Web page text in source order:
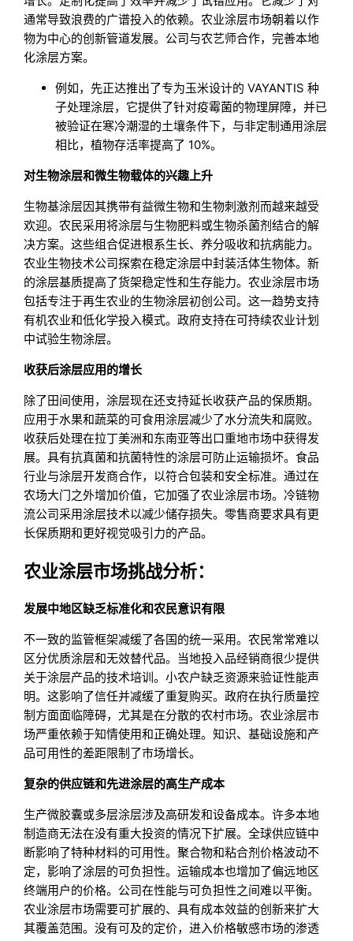
通常导致浪费的广谱投入的依赖。农业涂层市场朝着以作
物为中心的创新管道发展。公司与农艺师合作，完善本地
化涂层方案。
例如，先正达推出了专为玉米设计的 VAYANTIS 种
子处理涂层，它提供了针对疫霉菌的物理屏障，并已
被验证在寒冷潮湿的土壤条件下，与非定制通用涂层
相比，植物存活率提高了 10%。
对生物涂层和微生物载体的兴趣上升
生物基涂层因其携带有益微生物和生物刺激剂而越来越受
欢迎。农民采用将涂层与生物肥料或生物杀菌剂结合的解
决方案。这些组合促进根系生长、养分吸收和抗病能力。
农业生物技术公司探索在稳定涂层中封装活体生物体。新
的涂层基质提高了货架稳定性和生存能力。农业涂层市场
包括专注于再生农业的生物涂层初创公司。这一趋势支持
有机农业和低化学投入模式。政府支持在可持续农业计划
中试验生物涂层。
收获后涂层应用的增长
除了田间使用，涂层现在还支持延长收获产品的保质期。
应用于水果和蔬菜的可食用涂层减少了水分流失和腐败。
收获后处理在拉丁美洲和东南亚等出口重地市场中获得发
展。具有抗真菌和抗菌特性的涂层可防止运输损坏。食品
行业与涂层开发商合作，以符合包装和安全标准。通过在
农场大门之外增加价值，它加强了农业涂层市场。冷链物
流公司采用涂层技术以减少储存损失。零售商要求具有更
长保质期和更好视觉吸引力的产品。
农业涂层市场挑战分析：
发展中地区缺乏标准化和农民意识有限
不一致的监管框架减缓了各国的统一采用。农民常常难以
区分优质涂层和无效替代品。当地投入品经销商很少提供
关于涂层产品的技术培训。小农户缺乏资源来验证性能声
明。这影响了信任并减缓了重复购买。政府在执行质量控
制方面面临障碍，尤其是在分散的农村市场。农业涂层市
场严重依赖于知情使用和正确处理。知识、基础设施和产
品可用性的差距限制了市场增长。
复杂的供应链和先进涂层的高生产成本
生产微胶囊或多层涂层涉及高研发和设备成本。许多本地
制造商无法在没有重大投资的情况下扩展。全球供应链中
断影响了特种材料的可用性。聚合物和粘合剂价格波动不
定，影响了涂层的可负担性。运输成本也增加了偏远地区
终端用户的价格。公司在性能与可负担性之间难以平衡。
农业涂层市场需要可扩展的、具有成本效益的创新来扩大
其覆盖范围。没有可及的定价，进入价格敏感市场的渗透